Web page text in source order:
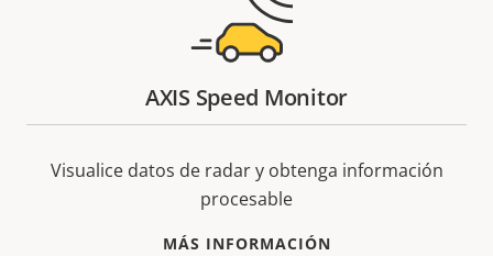
AXIS Speed Monitor
Visualice datos de radar y obtenga información
procesable
MÁS INFORMACIÓN